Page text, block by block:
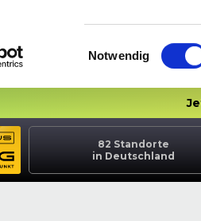
Einwilligungsauswahl
Notwendig
82 Standorte
in Deutschland